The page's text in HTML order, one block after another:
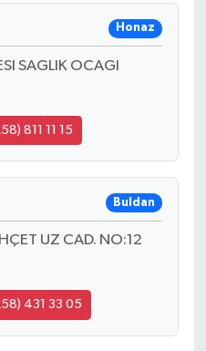
Honaz
SAGLIK OCAGI
811 11 15
Buldan
UZ CAD. NO:12
431 33 05